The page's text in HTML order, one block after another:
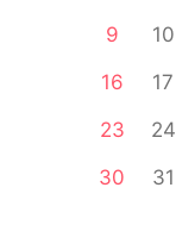
9
10
16
17
23
24
30
31